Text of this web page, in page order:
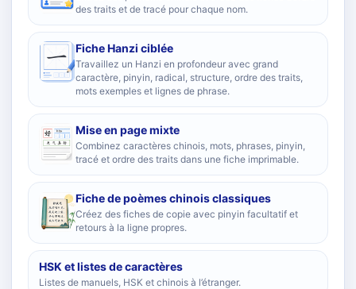
des traits et de tracé pour chaque nom.
Fiche Hanzi ciblée
Travaillez un Hanzi en profondeur avec grand
caractère, pinyin, radical, structure, ordre des traits,
mots exemples et lignes de phrase.
Mise en page mixte
Combinez caractères chinois, mots, phrases, pinyin,
tracé et ordre des traits dans une fiche imprimable.
Fiche de poèmes chinois classiques
Créez des fiches de copie avec pinyin facultatif et
retours à la ligne propres.
HSK et listes de caractères
Listes de manuels, HSK et chinois à l’étranger.